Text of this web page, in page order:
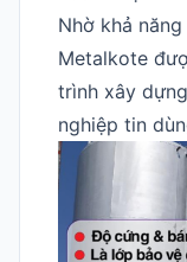
Nhờ khả
Metalkote
trình xây
nghiệp tin